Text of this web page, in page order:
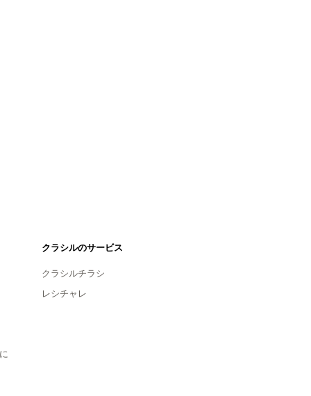
クラシルのサービス
クラシルチラシ
レシチャレ